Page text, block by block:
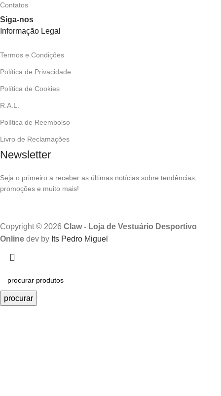
Contatos
Siga-nos
Informação Legal
Termos e Condições
Política de Privacidade
Política de Cookies
R.A.L.
Política de Reembolso
Livro de Reclamações
Newsletter
Seja o primeiro a receber as últimas notícias sobre tendências,
promoções e muito mais!
Copyright © 2026 Claw - Loja de Vestuário Desportivo
Online dev by Its Pedro Miguel
procurar